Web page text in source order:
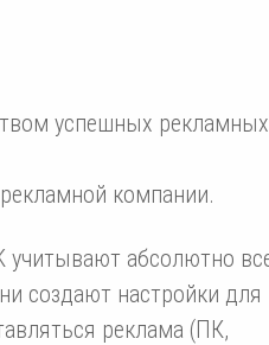
успешных рекламных
компании.
учитывают абсолютно
создают настройки для
реклама (ПК,